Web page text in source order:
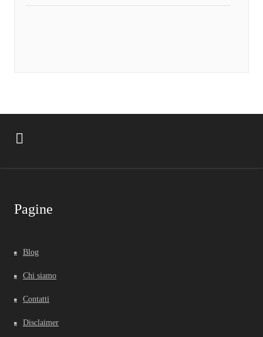
Pagine
Blog
Chi siamo
Contatti
Disclaimer